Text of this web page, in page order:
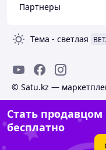
Партнеры
Тема - светлая
© Satu.kz —
Стать продавцом
бесплатно